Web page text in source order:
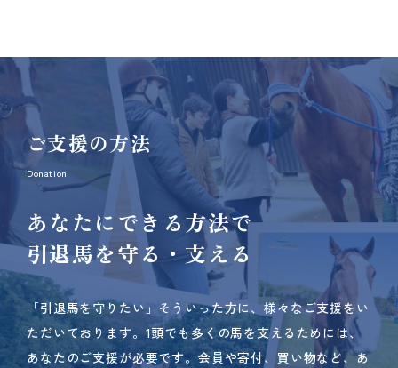
ご支援の方法
Donation
あなたにできる方法で
引退馬を守る・支える
「引退馬を守りたい」そういった方に、様々なご支援をい
ただいております。 1頭でも多くの馬を支えるためには、
あなたのご支援が必要です。 会員や寄付、買い物など、あ